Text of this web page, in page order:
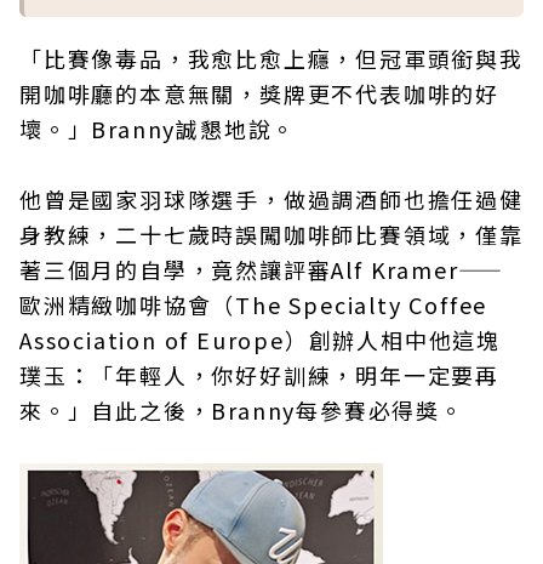
「比賽像毒品，我愈比愈上癮，但冠軍頭銜與我
開咖啡廳的本意無關，獎牌更不代表咖啡的好
壞。」Branny誠懇地說。
他曾是國家羽球隊選手，做過調酒師也擔任過健
身教練，二十七歲時誤闖咖啡師比賽領域，僅靠
著三個月的自學，竟然讓評審Alf Kramer——
歐洲精緻咖啡協會（The Specialty Coffee
Association of Europe）創辦人相中他這塊
璞玉：「年輕人，你好好訓練，明年一定要再
來。」自此之後，Branny每參賽必得獎。